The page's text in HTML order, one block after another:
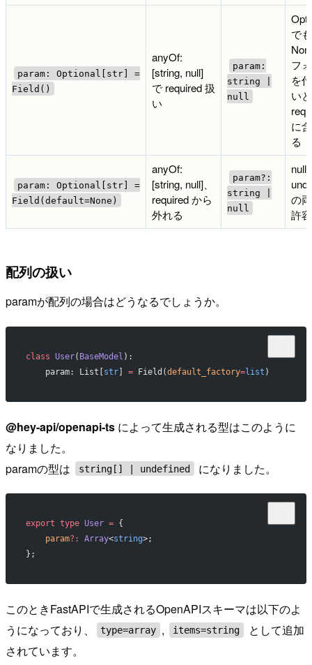
param: Optional[str] =
Field()
anyOf:
[string, null]
で required 扱
い
param:
string |
null
でも
フ
を
いと
に
る
param: Optional[str] =
Field(default=None)
anyOf:
[string, null]、
required から
外れる
param?:
string |
null
null
の
許
配列の扱い
paramが配列の場合はどうなるでしょうか。
class User( BaseModel ):
    param: List[
str] = Field(default_factory=list )
@hey-api/openapi-ts によって生成される型はこのように
なりました。
paramの型は
string[] | undefined になりました。
export type User = {
    param
?: Array<string>;
};
このときFastAPIで生成されるOpenAPIスキーマは以下のよ
うになっており、
type=array , items=string
として追加
されています。